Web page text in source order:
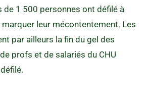
de 1 500 personnes ont défilé à
leur mécontentement. Les
par ailleurs la fin du gel des
profs et de salariés du CHU